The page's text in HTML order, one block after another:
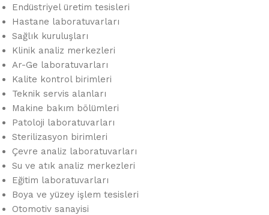
Endüstriyel üretim tesisleri
Hastane laboratuvarları
Sağlık kuruluşları
Klinik analiz merkezleri
Ar-Ge laboratuvarları
Kalite kontrol birimleri
Teknik servis alanları
Makine bakım bölümleri
Patoloji laboratuvarları
Sterilizasyon birimleri
Çevre analiz laboratuvarları
Su ve atık analiz merkezleri
Eğitim laboratuvarları
Boya ve yüzey işlem tesisleri
Otomotiv sanayisi